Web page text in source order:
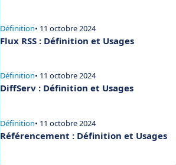
Définition• 11 octobre 2024
Flux RSS : Définition et Usages
Définition• 11 octobre 2024
DiffServ : Définition et Usages
Définition• 11 octobre 2024
Référencement : Définition et Usages